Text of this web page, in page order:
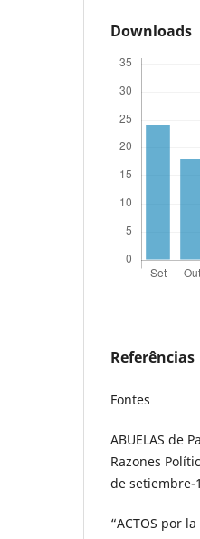
Downloads
Referências
Fontes
ABUELAS de
Razones
de setiembre-
“ACTOS por